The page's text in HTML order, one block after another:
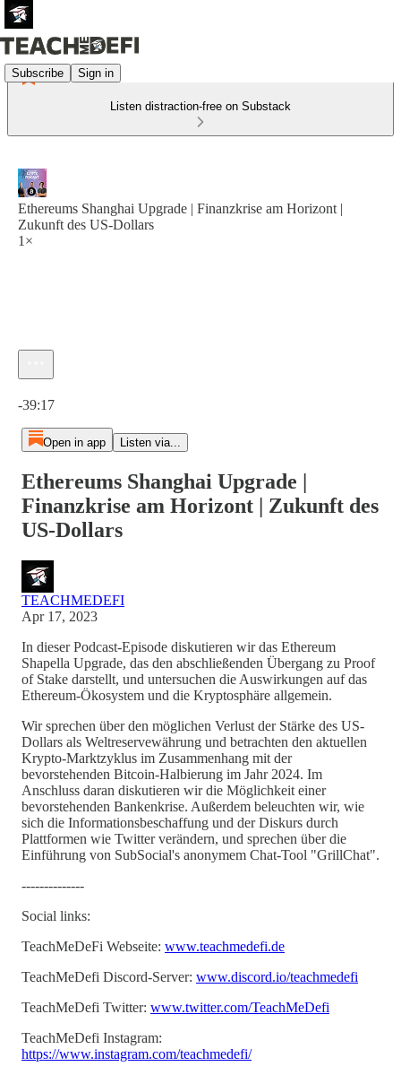
Subscribe Sign in
Listen distraction-free on Substack
Ethereums Shanghai Upgrade | Finanzkrise am Horizont |
Zukunft des US-Dollars
1×
-39:17
Open in app Listen via...
Ethereums Shanghai Upgrade |
Finanzkrise am Horizont | Zukunft des
US-Dollars
TEACHMEDEFI
Apr 17, 2023
In dieser Podcast-Episode diskutieren wir das Ethereum
Shapella Upgrade, das den abschließenden Übergang zu Proof
of Stake darstellt, und untersuchen die Auswirkungen auf das
Ethereum-Ökosystem und die Kryptosphäre allgemein.
Wir sprechen über den möglichen Verlust der Stärke des US-
Dollars als Weltreservewährung und betrachten den aktuellen
Krypto-Marktzyklus im Zusammenhang mit der
bevorstehenden Bitcoin-Halbierung im Jahr 2024. Im
Anschluss daran diskutieren wir die Möglichkeit einer
bevorstehenden Bankenkrise. Außerdem beleuchten wir, wie
sich die Informationsbeschaffung und der Diskurs durch
Plattformen wie Twitter verändern, und sprechen über die
Einführung von SubSocial's anonymem Chat-Tool "GrillChat".
--------------
Social links:
TeachMeDeFi Webseite: www.teachmedefi.de
TeachMeDefi Discord-Server: www.discord.io/teachmedefi
TeachMeDefi Twitter: www.twitter.com/TeachMeDefi
TeachMeDefi Instagram:
https://www.instagram.com/teachmedefi/